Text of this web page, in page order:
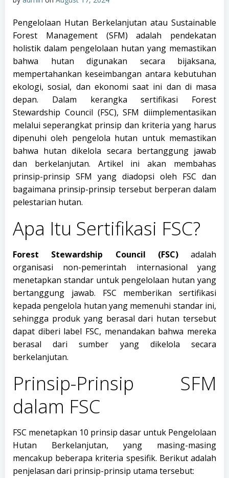
Pengelolaan Hutan Berkelanjutan atau Sustainable
Forest Management (SFM) adalah pendekatan
holistik dalam pengelolaan hutan yang memastikan
bahwa hutan digunakan secara bijaksana,
mempertahankan keseimbangan antara kebutuhan
ekologi, sosial, dan ekonomi saat ini dan di masa
depan. Dalam kerangka sertifikasi Forest
Stewardship Council (FSC), SFM diimplementasikan
melalui seperangkat prinsip dan kriteria yang harus
dipenuhi oleh pengelola hutan untuk memastikan
bahwa hutan dikelola secara bertanggung jawab
dan berkelanjutan. Artikel ini akan membahas
prinsip-prinsip SFM yang diadopsi oleh FSC dan
bagaimana prinsip-prinsip tersebut berperan dalam
pelestarian hutan.
Apa Itu Sertifikasi FSC?
Forest Stewardship Council (FSC)adalah
organisasi non-pemerintah internasional yang
menetapkan standar untuk pengelolaan hutan yang
bertanggung jawab. FSC memberikan sertifikasi
kepada pengelola hutan yang memenuhi standar ini,
sehingga produk yang berasal dari hutan tersebut
dapat diberi label FSC, menandakan bahwa mereka
berasal dari sumber yang dikelola secara
berkelanjutan.
Prinsip-Prinsip SFM
dalam FSC
FSC menetapkan 10 prinsip dasar untuk Pengelolaan
Hutan Berkelanjutan, yang masing-masing
mencakup beberapa kriteria spesifik. Berikut adalah
penjelasan dari prinsip-prinsip utama tersebut: